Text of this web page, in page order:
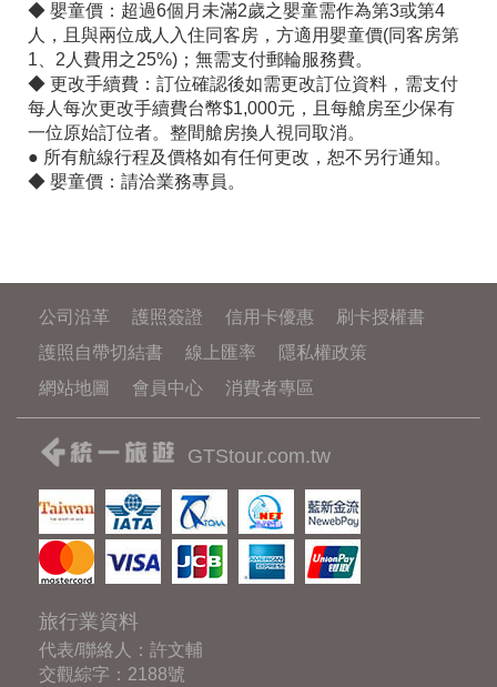
◆ 嬰童價：超過6個月未滿2歲之嬰童需作為第3或第4
人，且與兩位成人入住同客房，方適用嬰童價(同客房第
1、2人費用之25%)；無需支付郵輪服務費。
◆ 更改手續費：訂位確認後如需更改訂位資料，需支付
每人每次更改手續費台幣$1,000元，且每艙房至少保有
一位原始訂位者。整間艙房換人視同取消。
● 所有航線行程及價格如有任何更改，恕不另行通知。
◆ 嬰童價：請洽業務專員。
公司沿革 護照簽證 信用卡優惠
刷卡授權書
護照自帶切結書
線上匯率
隱私權政策
網站地圖
會員中心 消費者專區
GTStour.com.tw
旅行業資料
代表/聯絡人：許文輔
交觀綜字：2188號